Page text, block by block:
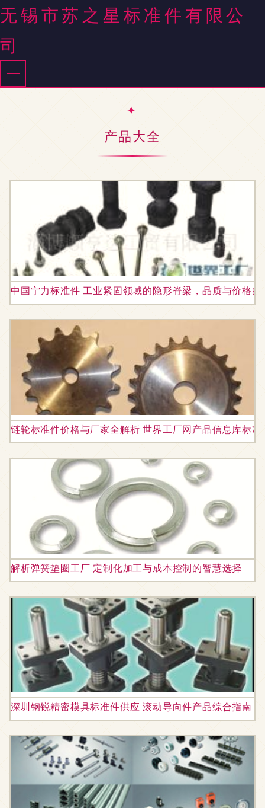
无锡市苏之星标准件有限公
司
产品大全
中国宁力标准件 工业紧固领域的隐形脊梁，品质与价格的
链轮标准件价格与厂家全解析 世界工厂网产品信息库标
解析弹簧垫圈工厂 定制化加工与成本控制的智慧选择
深圳钢锐精密模具标准件供应 滚动导向件产品综合指南